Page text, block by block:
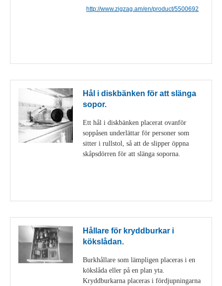
http://www.zigzag.am/en/product/5500692
Hål i diskbänken för att slänga
sopor.
Ett hål i diskbänken placerat ovanför
soppåsen underlättar för personer som
sitter i rullstol, så att de slipper öppna
skåpsdörren för att slänga soporna.
Hållare för kryddburkar i
kökslådan.
Burkhållare som lämpligen placeras i en
kökslåda eller på en plan yta.
Kryddburkarna placeras i fördjupningarna